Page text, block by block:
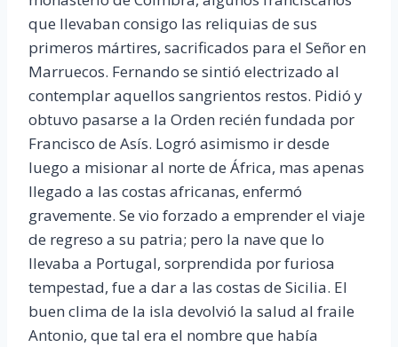
que llevaban consigo las reliquias de sus
primeros mártires, sacrificados para el Señor en
Marruecos. Fernando se sintió electrizado al
contemplar aquellos sangrientos restos. Pidió y
obtuvo pasarse a la Orden recién fundada por
Francisco de Asís. Logró asimismo ir desde
luego a misionar al norte de África, mas apenas
llegado a las costas africanas, enfermó
gravemente. Se vio forzado a emprender el viaje
de regreso a su patria; pero la nave que lo
llevaba a Portugal, sorprendida por furiosa
tempestad, fue a dar a las costas de Sicilia. El
buen clima de la isla devolvió la salud al fraile
Antonio, que tal era el nombre que había